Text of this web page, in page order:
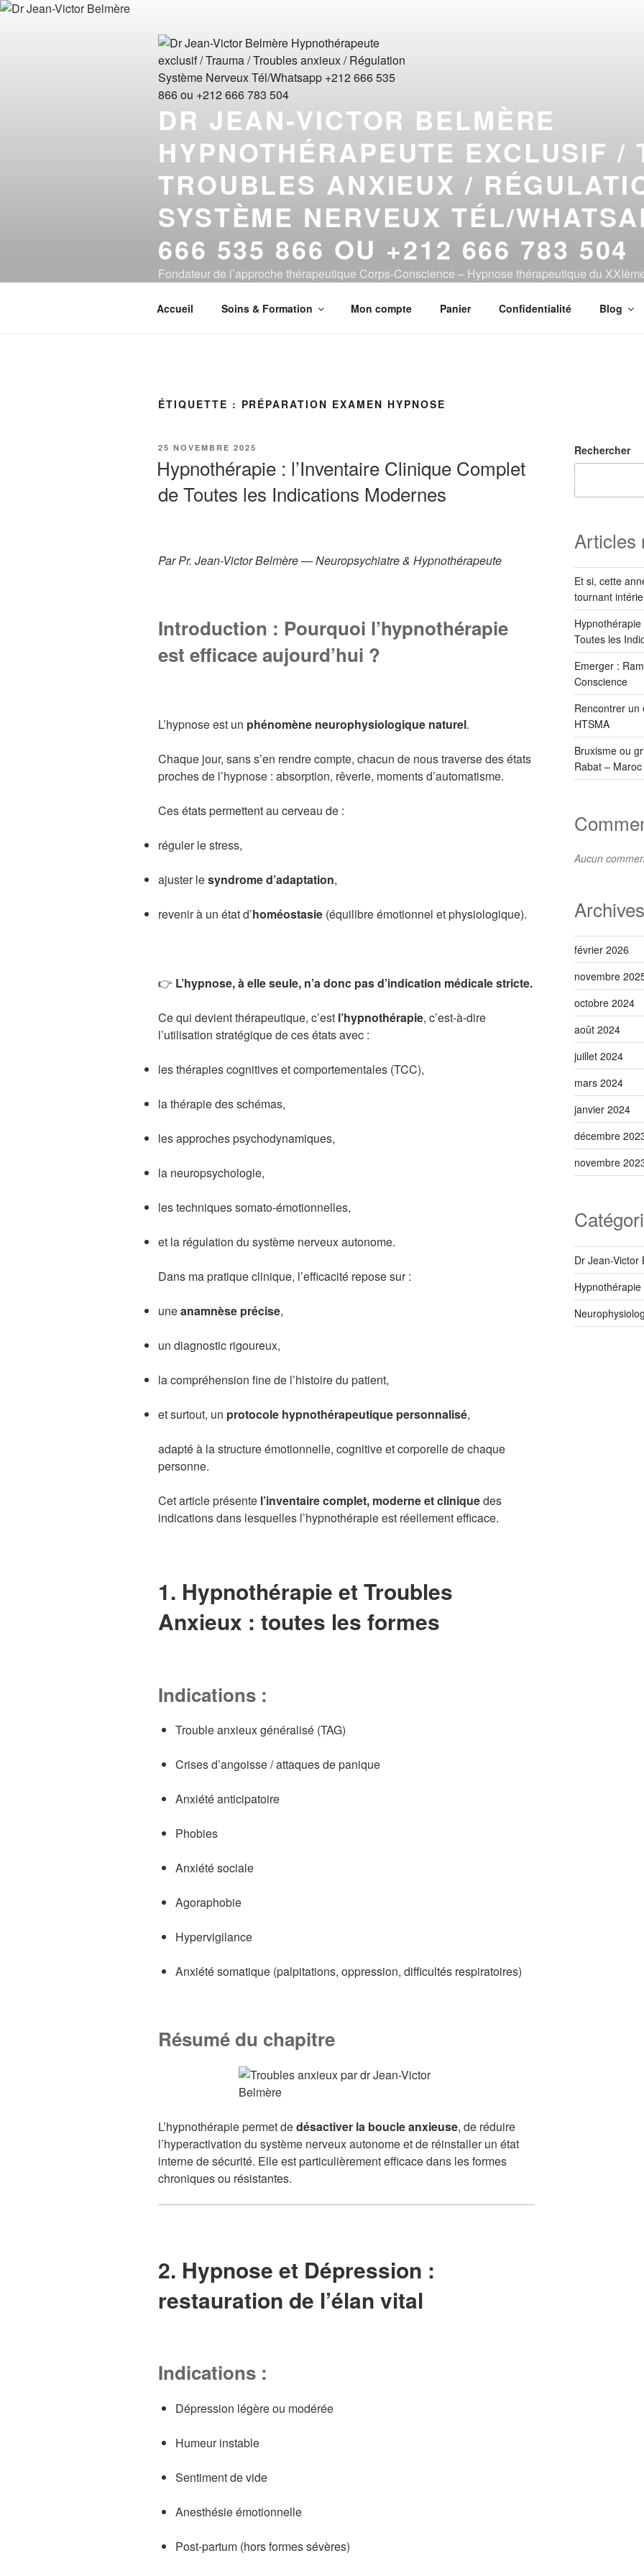
Aller
DR JEAN-VICTOR BELMÈRE
HYPNOTHÉRAPEUTE EXCLUSIF /
TROUBLES ANXIEUX /
SYSTÈME NERVEUX TÉL/
666 535 866 OU +212 666 783 504
Fondateur de l’approche thérapeutique Corps-Conscience – Hypnose thérapeutique du
Accueil Soins & Formation Mon compte Panier Confidentialité Blog
ÉTIQUETTE : PRÉPARATION EXAMEN HYPNOSE
PUBLIÉ
25 NOVEMBRE 2025
Hypnothérapie : l’Inventaire Clinique Complet
de Toutes les Indications Modernes
Par Pr. Jean-Victor Belmère — Neuropsychiatre & Hypnothérapeute
Introduction : Pourquoi l’hypnothérapie
est efficace aujourd’hui ?
L’hypnose est un phénomène neurophysiologique naturel.
Chaque jour, sans s’en rendre compte, chacun de nous traverse des états
proches de l’hypnose : absorption, rêverie, moments d’automatisme.
Ces états permettent au cerveau de :
réguler le stress,
ajuster lesyndrome d’adaptation,
revenir à un état d’homéostasie (équilibre émotionnel et physiologique).
👉 L’hypnose, à elle seule, n’a donc pas d’indication médicale stricte.
Ce qui devient thérapeutique, c’est l’hypnothérapie, c’est-à-dire
l’utilisation stratégique de ces états avec :
les thérapies cognitives et comportementales (TCC),
la thérapie des schémas,
les approches psychodynamiques,
la neuropsychologie,
les techniques somato-émotionnelles,
et la régulation du système nerveux autonome.
Dans ma pratique clinique, l’efficacité repose sur :
uneanamnèse précise,
un diagnostic rigoureux,
la compréhension fine de l’histoire du patient,
et surtout, un protocole hypnothérapeutique personnalisé,
adapté à la structure émotionnelle, cognitive et corporelle de chaque
personne.
Cet article présente l’inventaire complet, moderne et cliniquedes
indications dans lesquelles l’hypnothérapie est réellement efficace.
1. Hypnothérapie et Troubles
Anxieux : toutes les formes
Indications :
Trouble anxieux généralisé (TAG)
Crises d’angoisse / attaques de panique
Anxiété anticipatoire
Phobies
Anxiété sociale
Agoraphobie
Hypervigilance
Anxiété somatique (palpitations, oppression, difficultés respiratoires)
Résumé du chapitre
L’hypnothérapie permet dedésactiver la boucle anxieuse, de réduire
l’hyperactivation du système nerveux autonome et de réinstaller un état
interne de sécurité. Elle est particulièrement efficace dans les formes
chroniques ou résistantes.
2. Hypnose et Dépression :
restauration de l’élan vital
Indications :
Dépression légère ou modérée
Humeur instable
Sentiment de vide
Anesthésie émotionnelle
Post-partum (hors formes sévères)
Rechercher
Articles
Et si, cette
tournant
Toutes les
Emerger :
Conscience
Rencontrer un
HTSMA
Bruxisme ou
Rabat – Maroc
Aucun
Archives
février 2026
novembre
octobre 2024
août 2024
juillet 2024
mars 2024
janvier 2024
décembre
novembre
Dr Jean-Victor
Hypnothérapie